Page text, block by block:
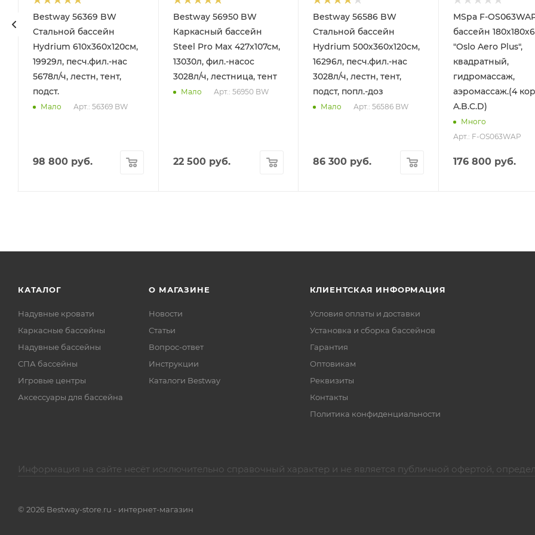
Bestway 56369 BW
Стальной бассейн
Hydrium 610х360х120см,
19929л, песч.фил.-нас
5678л/ч, лестн, тент,
подст.
Мало Арт.: 56369 BW
98 800руб.
Bestway 56950 BW
Каркасный бассейн
Steel Pro Max 427х107см,
13030л, фил.-насос
3028л/ч, лестница, тент
Мало Арт.: 56950 BW
22 500руб.
Bestway 56586 BW
Стальной бассейн
Hydrium 500х360х120см,
16296л, песч.фил.-нас
3028л/ч, лестн, тент,
подст, попл.-доз
Мало Арт.: 56586 BW
86 300 руб.
MSpa F-
бассейн
"Oslo Aero Plus",
квадратный,
гидромассаж,
аэромассаж.(4
A.B.C.D)
Много
Арт.: F-OS063WAP
176 800 руб.
КАТАЛОГ
Надувные кровати
Каркасные бассейны
Надувные бассейны
СПА бассейны
Игровые центры
Аксессуары для бассейна
О МАГАЗИНЕ
Новости
Статьи
Вопрос-ответ
Инструкции
Каталоги Bestway
КЛИЕНТСКАЯ ИНФОРМАЦИЯ
Условия оплаты и доставки
Установка и сборка бассейнов
Гарантия
Оптовикам
Реквизиты
Контакты
Политика конфиденциальности
Информация на сайте несёт исключительно справочный характер и не является публичной офертой,
© 2026 Bestway-store.ru - интернет-магазин